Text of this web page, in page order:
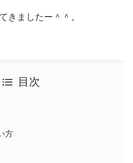
きましたー＾＾。
目次
方